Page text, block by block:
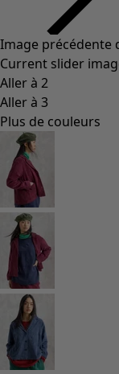
Image précédente
Current slider
Aller à 2
Aller à 3
Plus de couleurs